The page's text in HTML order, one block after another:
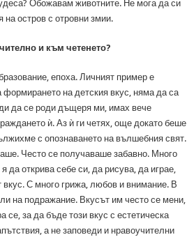
Обожавам животните. Не мога да си
на остров с отровни змии.
и към четенето?
епоха. Личният пример е
формирането на детския вкус, няма да са
да се роди дъщеря ми, имах вече
ѝ. Аз ѝ ги четях, още докато беше
с опознаването на вълшебния свят.
Често се получаваше забавно. Много
да открива себе си, да рисува, да играе,
С много грижа, любов и внимание. В
на подражание. Вкусът им често се мени,
за да бъде този вкус с естетическа
а не заповеди и нравоучителни